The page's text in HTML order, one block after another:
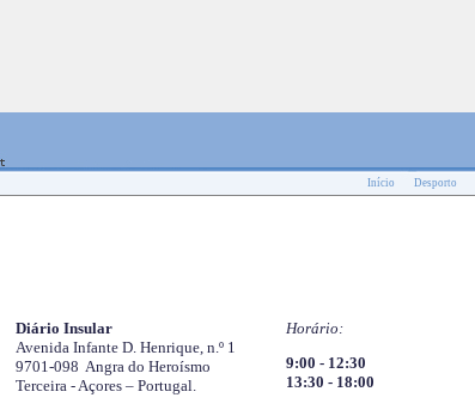
Início Desporto
Diário Insular
Avenida Infante D. Henrique, n.º 1
9701-098 Angra do Heroísmo
Terceira - Açores – Portugal.
Horário:
9:00 - 12:30
13:30 - 18:00